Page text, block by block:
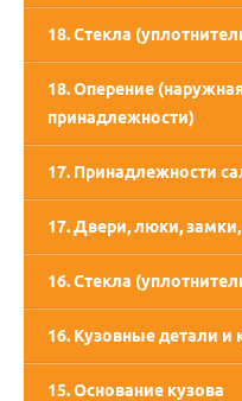
18. Стекла
18. Оперение
принадлежности)
17. Принадлежности
17. Двери, люки,
16. Стекла
16. Кузовные детали и
15. Основание кузова